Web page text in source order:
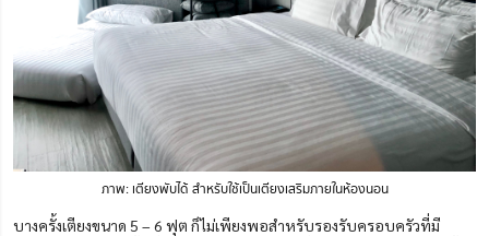
ภาพ: เตียงพับได้ สำหรับใช้เป็นเตียงเสริมภายในห้องนอน
บางครั้งเตียงขนาด 5 – 6 ฟุต ก็ไม่เพียงพอสำหรับรองรับครอบครัวที่มี